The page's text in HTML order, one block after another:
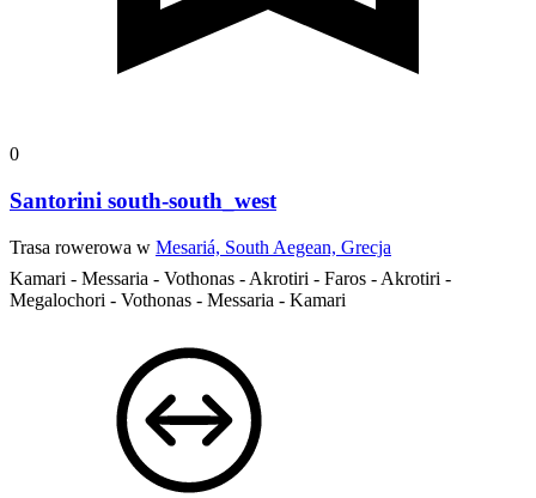
0
Santorini south-south_west
Trasa rowerowa w Mesariá, South Aegean, Grecja
Kamari - Messaria - Vothonas - Akrotiri - Faros - Akrotiri -
Megalochori - Vothonas - Messaria - Kamari